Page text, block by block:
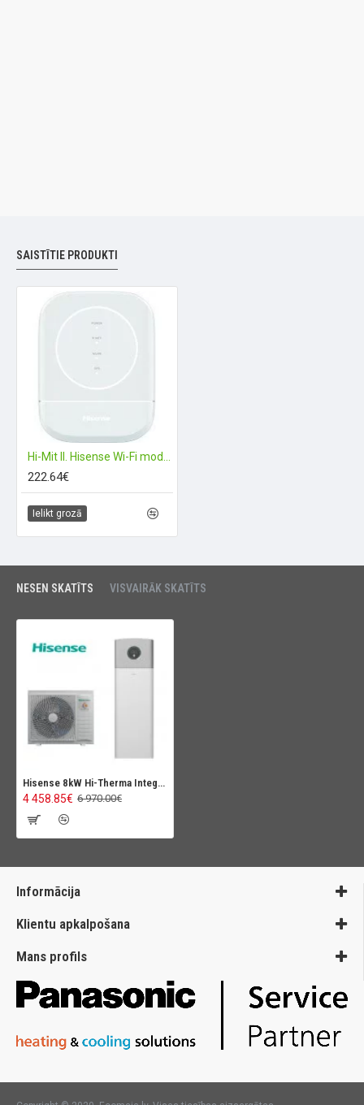
SAISTĪTIE PRODUKTI
222.64€
Ielikt grozā
NESEN SKATĪTS VISVAIRĀK SKATĪTS
Hisense 8kW Hi-Therma Integra Combi
4 458.85€ 6 970.00€
Informācija
Klientu apkalpošana
Mans profils